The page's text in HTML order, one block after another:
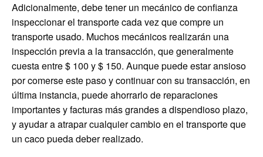
Adicionalmente, debe tener un mecánico de confianza
inspeccionar el transporte cada vez que compre un
transporte usado. Muchos mecánicos realizarán una
inspección previa a la transacción, que generalmente
cuesta entre $ 100 y $ 150. Aunque puede estar ansioso
por comerse este paso y continuar con su transacción, en
última instancia, puede ahorrarlo de reparaciones
importantes y facturas más grandes a dispendioso plazo,
y ayudar a atrapar cualquier cambio en el transporte que
un caco pueda deber realizado.